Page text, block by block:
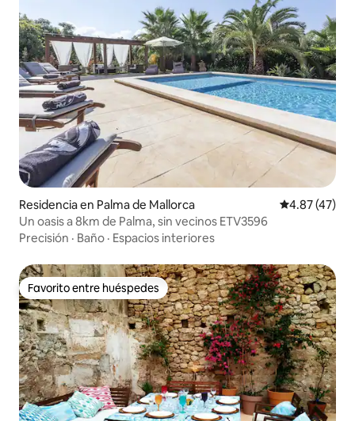
Residencia en Palma de Mallorca Calificación
4.87 (47)
Un oasis a 8km de Palma, sin vecinos ETV3596
Precisión · Baño · Espacios interiores
Favorito entre huéspedes
Favorito entre huéspedes